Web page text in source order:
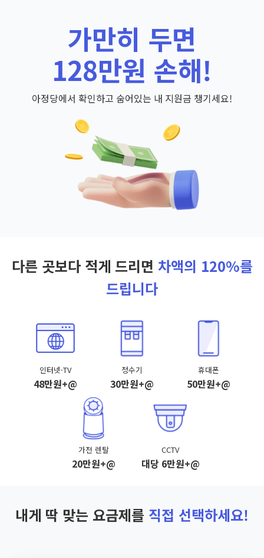
가만히 두면
128만원 손해!
아정당에서 확인하고 숨어있는 내 지원금 챙기세요!
다른 곳보다 적게 드리면 차액의 120%를
드립니다
인터넷·TV
48만원+@
정수기
30만원+@
휴대폰
50만원+@
가전 렌탈
20만원+@
CCTV
대당 6만원+@
내게 딱 맞는 요금제를 직접 선택하세요!